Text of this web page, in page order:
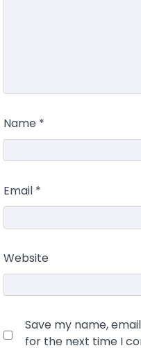
Name *
Email *
Website
Save my name,
for the next time I